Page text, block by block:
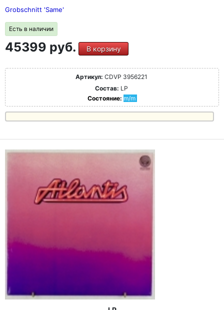
Grobschnitt 'Same'
Есть в наличии
45399 руб. В корзину
Артикул: CDVP 3956221
Состав: LP
Состояние: m/m